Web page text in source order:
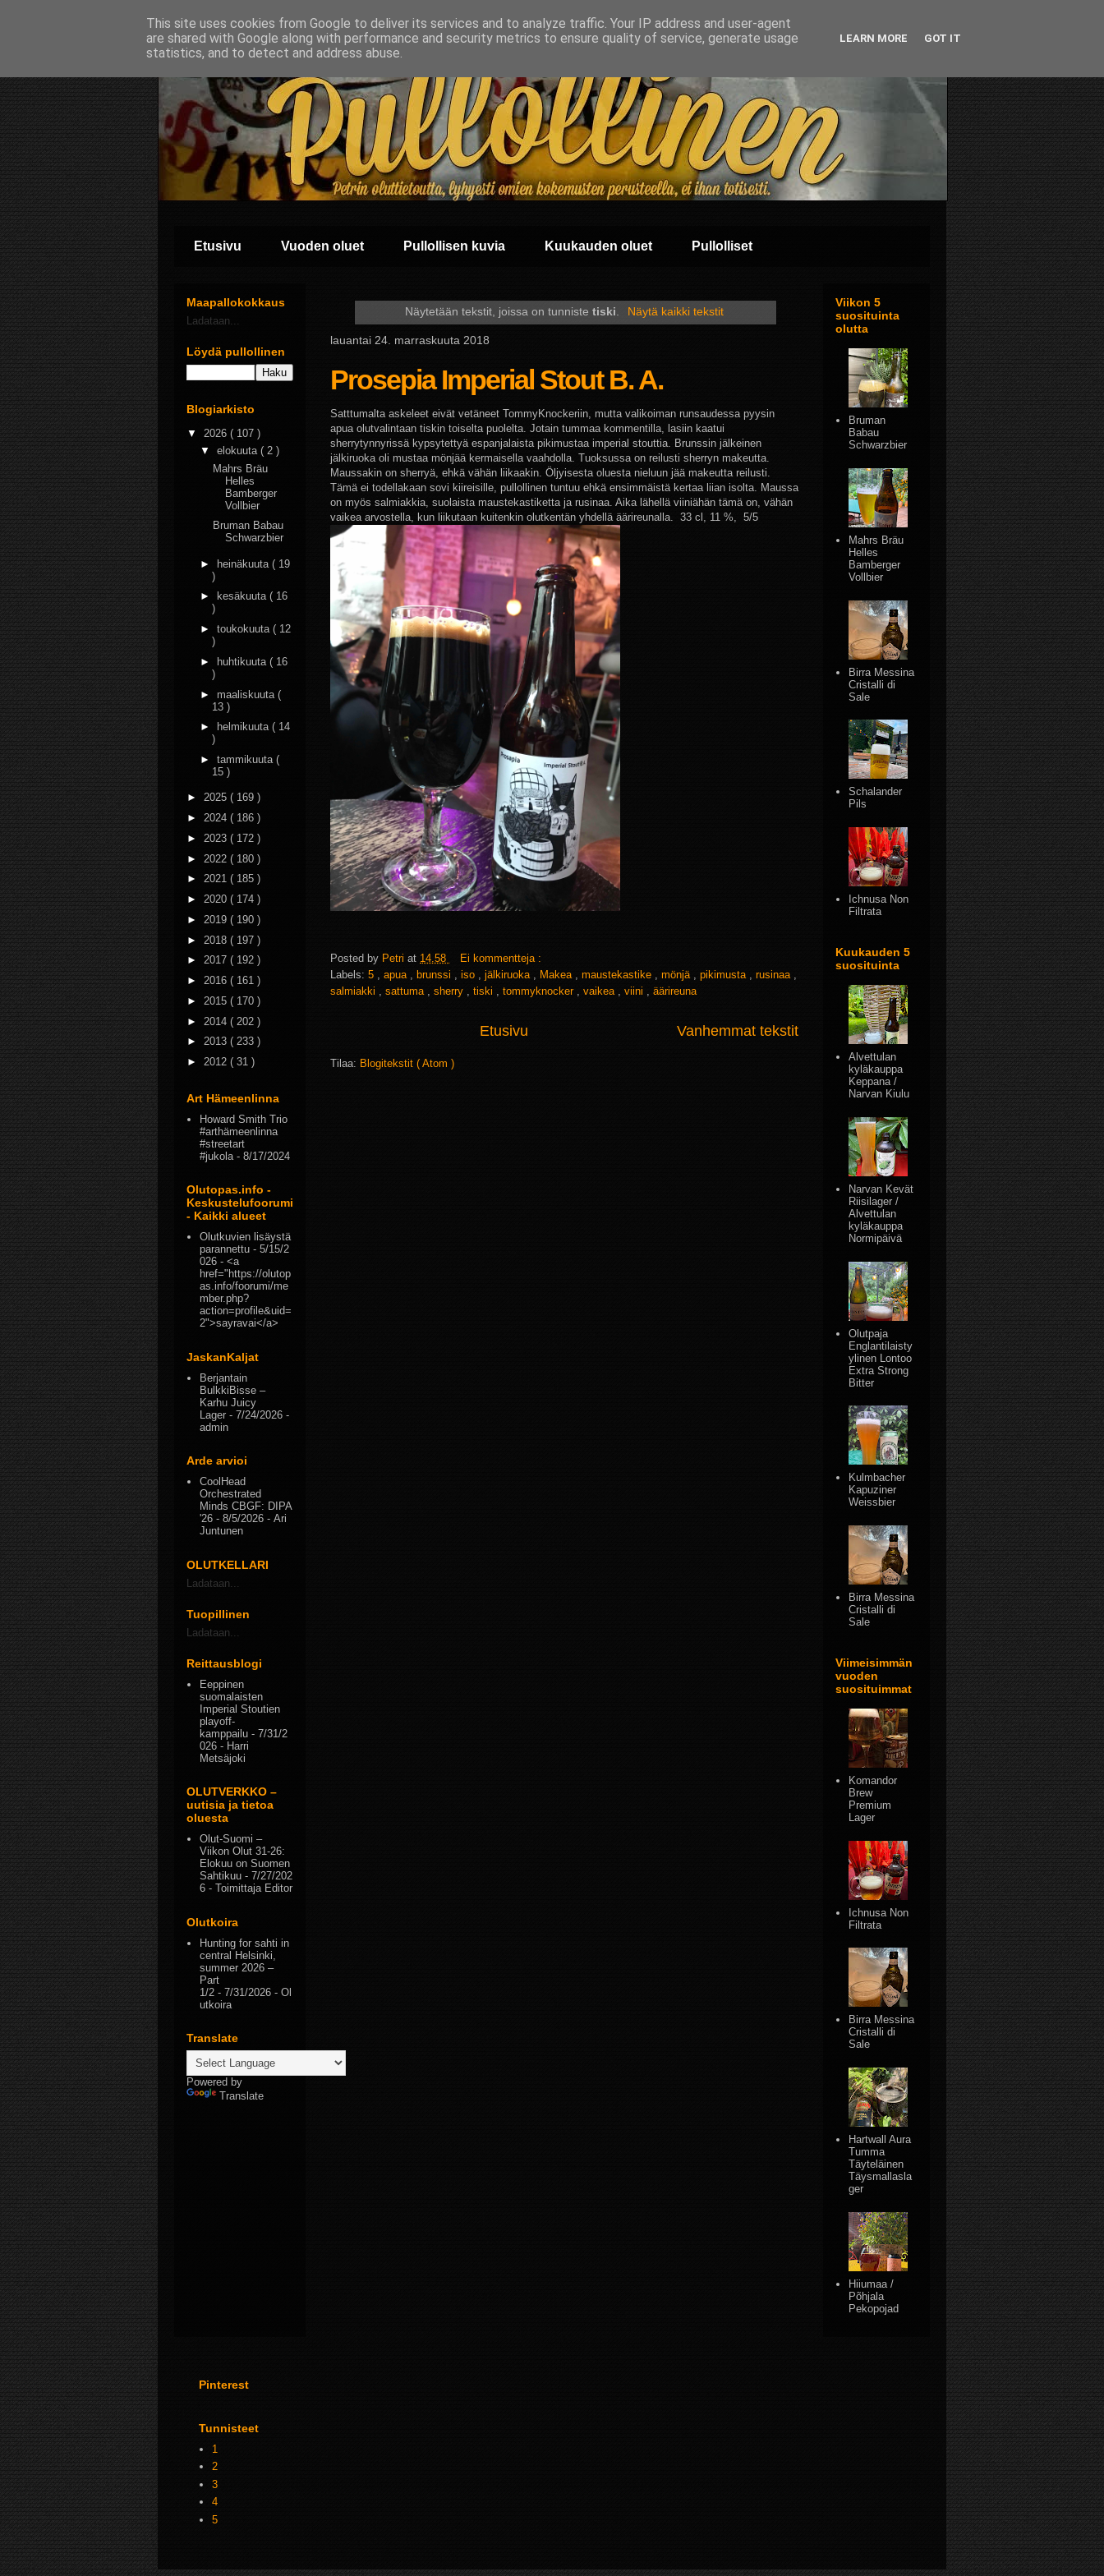
Etusivu Vuoden oluet Pullollisen kuvia Kuukauden oluet Pullolliset
Näytetään tekstit, joissa on tunnistetiski. Näytä kaikki tekstit
lauantai 24. marraskuuta 2018
Prosepia Imperial Stout B. A.
Satttumalta askeleet eivät vetäneet TommyKnockeriin, mutta valikoiman runsaudessa pyysin
apua olutvalintaan tiskin toiselta puolelta. Jotain tummaa kommentilla, lasiin kaatui
sherrytynnyrissä kypsytettyä espanjalaista pikimustaa imperial stouttia. Brunssin jälkeinen
jälkiruoka oli mustaa mönjää kermaisella vaahdolla. Tuoksussa on reilusti sherryn makeutta.
Maussakin on sherryä, ehkä vähän liikaakin. Öljyisesta oluesta nieluun jää makeutta reilusti.
Tämä ei todellakaan sovi kiireisille, pullollinen tuntuu ehkä ensimmäistä kertaa liian isolta. Maussa
on myös salmiakkia, suolaista maustekastiketta ja rusinaa. Aika lähellä viiniähän tämä on, vähän
vaikea arvostella, kun liikutaan kuitenkin olutkentän yhdellä äärireunalla. 33 cl, 11 %, 5/5
Posted by Petri at 14.58
Ei kommentteja :
Labels: 5 apua brunssi iso jälkiruoka Makea maustekastike mönjä pikimusta rusinaa
salmiakki
sattuma sherry tiski tommyknocker vaikea viini äärireuna
Vanhemmat tekstit
Etusivu
Tilaa: Blogitekstit ( Atom )
Maapallokokkaus
Ladataan...
Löydä pullollinen
Blogiarkisto
▼ 2026 ( 107 )
▼ elokuuta ( 2 )
Mahrs Bräu
Helles
Bamberger
Vollbier
Bruman Babau
Schwarzbier
► heinäkuuta ( 19
)
►
kesäkuuta ( 16
)
► toukokuuta ( 12
)
►
huhtikuuta ( 16
)
► maaliskuuta (
13 )
►
helmikuuta ( 14
)
► tammikuuta (
15 )
► 2025 ( 169 )
► 2024 ( 186 )
► 2023 ( 172 )
► 2022 ( 180 )
► 2021 ( 185 )
► 2020 ( 174 )
► 2019 ( 190 )
► 2018 ( 197 )
► 2017 ( 192 )
► 2016 ( 161 )
► 2015 ( 170 )
► 2014 ( 202 )
► 2013 ( 233 )
► 2012 ( 31 )
Art Hämeenlinna
Howard Smith Trio
#arthämeenlinna
#streetart
#jukola - 8/17/2024
Olutopas.info -
Keskustelufoorumi
- Kaikki alueet
Olutkuvien lisäystä
parannettu - 5/15/2
026 - <a
href="https://olutop
as.info/foorumi/me
mber.php?
action=profile&uid=
2">sayravai</a>
JaskanKaljat
Berjantain
BulkkiBisse –
Karhu Juicy
Lager - 7/24/2026 -
admin
Arde arvioi
CoolHead
Orchestrated
Minds CBGF: DIPA
'26 - 8/5/2026 - Ari
Juntunen
OLUTKELLARI
Ladataan...
Tuopillinen
Ladataan...
Reittausblogi
Eeppinen
suomalaisten
Imperial Stoutien
playoff-
kamppailu - 7/31/2
026 - Harri
Metsäjoki
OLUTVERKKO –
uutisia ja tietoa
oluesta
Olut-Suomi –
Viikon Olut 31-26:
Elokuu on Suomen
Sahtikuu - 7/27/202
6 - Toimittaja Editor
Olutkoira
Hunting for sahti in
central Helsinki,
summer 2026 –
Part
1/2 - 7/31/2026 - Ol
utkoira
Translate
Powered by
Translate
Viikon 5
suosituinta
olutta
Bruman
Babau
Schwarzbier
Mahrs Bräu
Helles
Bamberger
Vollbier
Birra Messina
Cristalli di
Sale
Schalander
Pils
Ichnusa Non
Filtrata
Kuukauden 5
suosituinta
Alvettulan
kyläkauppa
Keppana /
Narvan Kiulu
Narvan Kevät
Riisilager /
Alvettulan
kyläkauppa
Normipäivä
Olutpaja
Englantilaisty
ylinen Lontoo
Extra Strong
Bitter
Kulmbacher
Kapuziner
Weissbier
Birra Messina
Cristalli di
Sale
Viimeisimmän
vuoden
suosituimmat
Komandor
Brew
Premium
Lager
Ichnusa Non
Filtrata
Birra Messina
Cristalli di
Sale
Hartwall Aura
Tumma
Täyteläinen
Täysmallasla
ger
Hiiumaa /
Põhjala
Pekopojad
Pinterest
Tunnisteet
1
2
3
4
5
This site uses cookies from Google to deliver its services and to analyze traffic. Your IP address and user-agent
are shared with Google along with performance and security metrics to ensure quality of service, generate usage
statistics, and to detect and address abuse.
LEARN MORE GOT IT